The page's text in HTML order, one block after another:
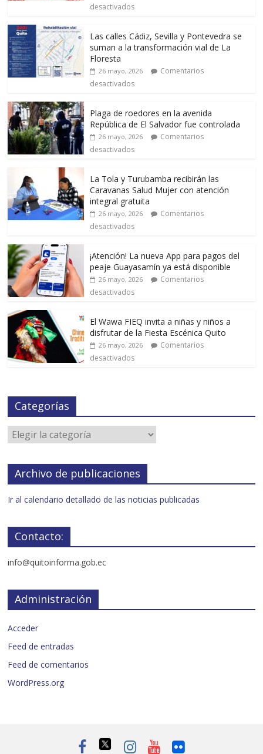
desactivados
Las calles Cádiz, Sevilla y Pontevedra se
suman a la transformación vial de La
Floresta
26 mayo, 2026
Comentarios
desactivados
Plaga de roedores en la avenida
República de El Salvador fue controlada
26 mayo, 2026
Comentarios
desactivados
La Tola y Turubamba recibirán las
Caravanas Salud Mujer con atención
integral gratuita
26 mayo, 2026
Comentarios
desactivados
¡Atención! La nueva App para pagos del
peaje Guayasamín ya está disponible
26 mayo, 2026
Comentarios
desactivados
El Wawa FIEQ invita a niñas y niños a
disfrutar de la Fiesta Escénica Quito
26 mayo, 2026
Comentarios
desactivados
Categorías
Archivo de publicaciones
Ir al calendario detallado de las noticias publicadas
Contacto:
info@quitoinforma.gob.ec
Administración
Acceder
Feed de entradas
Feed de comentarios
WordPress.org